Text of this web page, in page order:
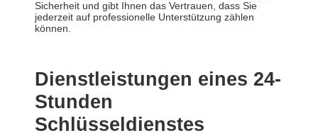
Sicherheit und gibt Ihnen das Vertrauen, dass Sie
jederzeit auf professionelle Unterstützung zählen
können.
Dienstleistungen eines 24-
Stunden
Schlüsseldienstes